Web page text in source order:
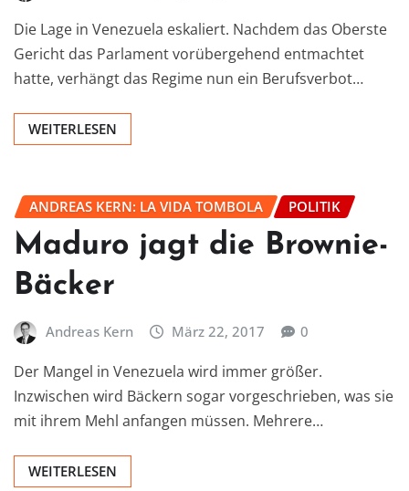
Die Lage in Venezuela eskaliert. Nachdem das Oberste
Gericht das Parlament vorübergehend entmachtet
hatte, verhängt das Regime nun ein Berufsverbot…
WEITERLESEN
ANDREAS KERN: LA VIDA TOMBOLA POLITIK
Maduro jagt die Brownie-
Bäcker
Andreas Kern März 22, 2017 0
Der Mangel in Venezuela wird immer größer.
Inzwischen wird Bäckern sogar vorgeschrieben, was sie
mit ihrem Mehl anfangen müssen. Mehrere…
WEITERLESEN